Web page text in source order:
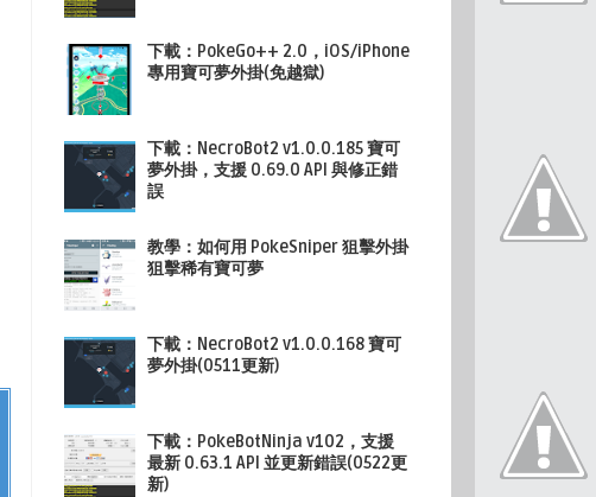
下載：PokeGo++ 2.0，iOS/iPhone
專用寶可夢外掛(免越獄)
下載：NecroBot2 v1.0.0.185 寶可
夢外掛，支援 0.69.0 API 與修正錯
誤
教學：如何用 PokeSniper 狙擊外掛
狙擊稀有寶可夢
下載：NecroBot2 v1.0.0.168 寶可
夢外掛(0511更新)
下載：PokeBotNinja v102，支援
最新 0.63.1 API 並更新錯誤(0522更
新)